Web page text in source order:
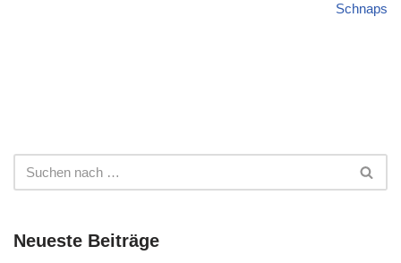
Schnaps
Neueste Beiträge